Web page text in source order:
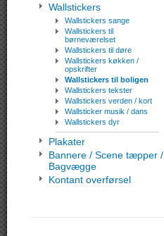
Wallstickers
Wallstickers sange
Wallstickers til
børneværelset
Wallstickers til døre
Wallstickers køkken /
opskrifter
Wallstickers til boligen
Wallstickers tekster
Wallstickers verden / kort
Wallsticker musik / dans
Wallstickers dyr
Plakater
Bannere / Scene tæpper /
Bagvægge
Kontant overførsel